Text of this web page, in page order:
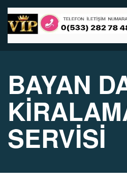
BAYAN
SERVİSİ